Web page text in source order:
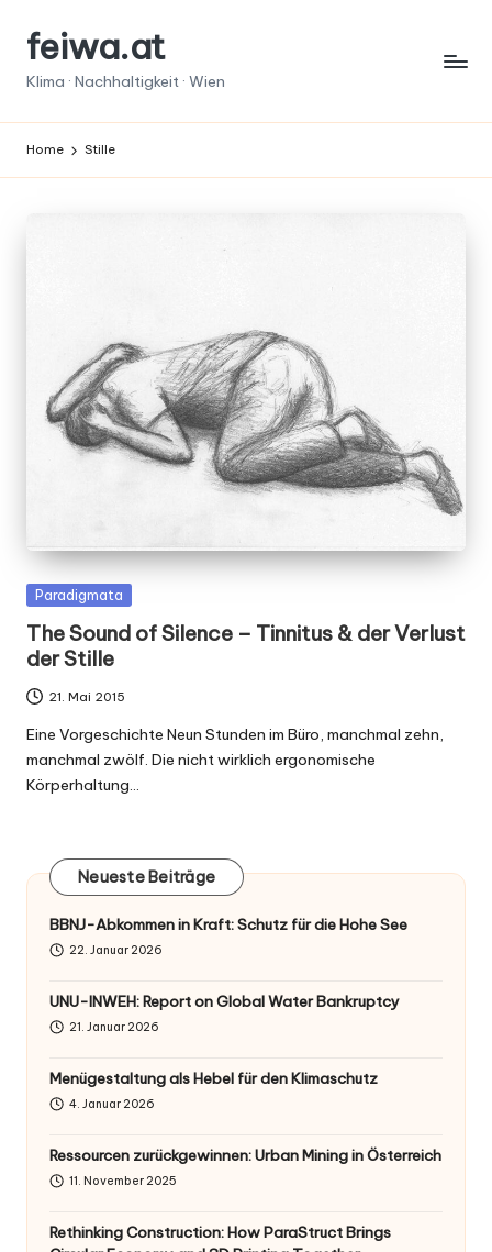
Skipfeiwa.at
Klima · Nachhaltigkeit · Wien
Home Stille
Posted
Paradigmata
The Sound of Silence – Tinnitus & der Verlust
der Stille
21. Mai 2015
Eine Vorgeschichte Neun Stunden im Büro, manchmal zehn,
manchmal zwölf. Die nicht wirklich ergonomische
Körperhaltung…
Neueste Beiträge
BBNJ-Abkommen in Kraft: Schutz für die Hohe See
22. Januar 2026
UNU-INWEH: Report on Global Water Bankruptcy
21. Januar 2026
Menügestaltung als Hebel für den Klimaschutz
4. Januar 2026
Ressourcen zurückgewinnen: Urban Mining in Österreich
11. November 2025
Rethinking Construction: How ParaStruct Brings